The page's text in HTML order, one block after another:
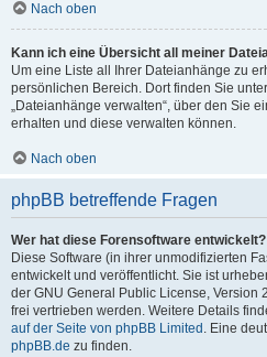
Nach oben
Kann ich eine Übersicht all meiner
Um eine Liste all Ihrer Dateianhänge zu
persönlichen Bereich. Dort finden Sie
„Dateianhänge verwalten“, über den Sie
erhalten und diese verwalten können.
Nach oben
phpBB betreffende Fragen
Wer hat diese Forensoftware entwickelt?
Diese Software (in ihrer unmodifizierten
entwickelt und veröffentlicht. Sie ist
der GNU General Public License, Version
frei vertrieben werden. Weitere Details
auf der Seite von phpBB Limited . Eine
phpBB.de zu finden.